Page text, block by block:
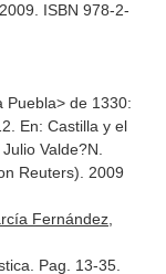
ISBN 978-2-
Puebla> de 1330:
En: Castilla y el
Valde?N
Reuters). 2009
Fernández,
Pag. 13-35.